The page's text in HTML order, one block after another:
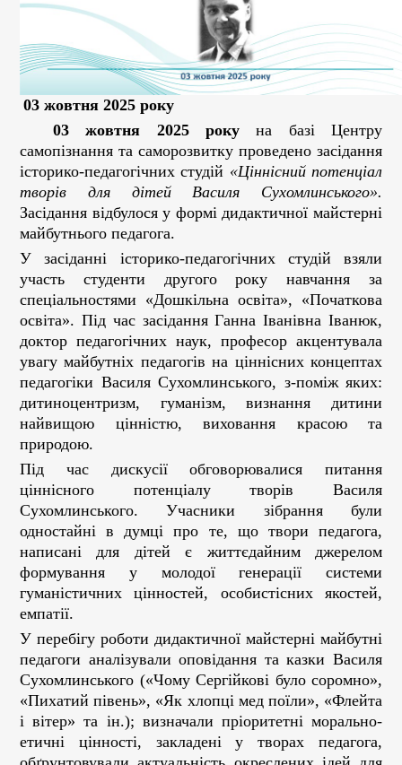
03 жовтня 2025 року
03 жовтня 2025 рокуна базі Центру
самопізнання та саморозвитку проведено засідання
історико-педагогічних студій «Ціннісний потенціал
творів для дітей Василя Сухомлинського».
Засідання відбулося у формі дидактичної майстерні
майбутнього педагога.
У засіданні історико-педагогічних студій взяли
участь студенти другого року навчання за
спеціальностями «Дошкільна освіта», «Початкова
освіта». Під час засідання Ганна Іванівна Іванюк,
доктор педагогічних наук, професор акцентувала
увагу майбутніх педагогів на ціннісних концептах
педагогіки Василя Сухомлинського, з-поміж яких:
дитиноцентризм, гуманізм, визнання дитини
найвищою цінністю, виховання красою та
природою.
Під час дискусії обговорювалися питання
ціннісного потенціалу творів Василя
Сухомлинського. Учасники зібрання були
одностайні в думці про те, що твори педагога,
написані для дітей є життєдайним джерелом
формування у молодої генерації системи
гуманістичних цінностей, особистісних якостей,
емпатії.
У перебігу роботи дидактичної майстерні майбутні
педагоги аналізували оповідання та казки Василя
Сухомлинського («Чому Сергійкові було соромно»,
«Пихатий півень», «Як хлопці мед поїли», «Флейта
і вітер» та ін.); визначали пріоритетні морально-
етичні цінності, закладені у творах педагога,